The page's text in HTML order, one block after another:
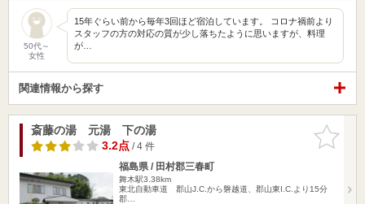
50代～
女性
15年ぐらい前から毎年3回ほど宿泊しています。 コロナ禍前より
スタッフの方の対応の質が少し落ちたように思いますが、料理
が…
関連情報から探す
お気に入
りに追加
斎藤の湯 元湯 下の湯
3.2点/ 4 件
福島県 / 田村郡三春町
舞木駅3.38km
東北自動車道 郡山J.C.から磐越道、郡山東I.C.より15分
郡…